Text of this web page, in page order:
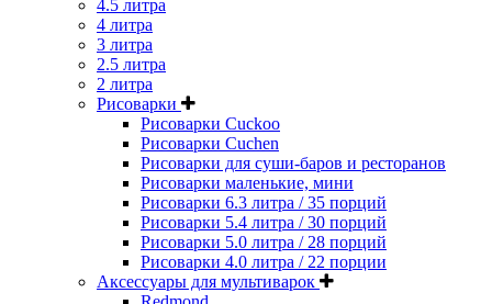
4.5 литра
4 литра
3 литра
2.5 литра
2 литра
Рисоварки
Рисоварки Cuckoo
Рисоварки Cuchen
Рисоварки для суши-баров и ресторанов
Рисоварки маленькие, мини
Рисоварки 6.3 литра / 35 порций
Рисоварки 5.4 литра / 30 порций
Рисоварки 5.0 литра / 28 порций
Рисоварки 4.0 литра / 22 порции
Аксессуары для мультиварок